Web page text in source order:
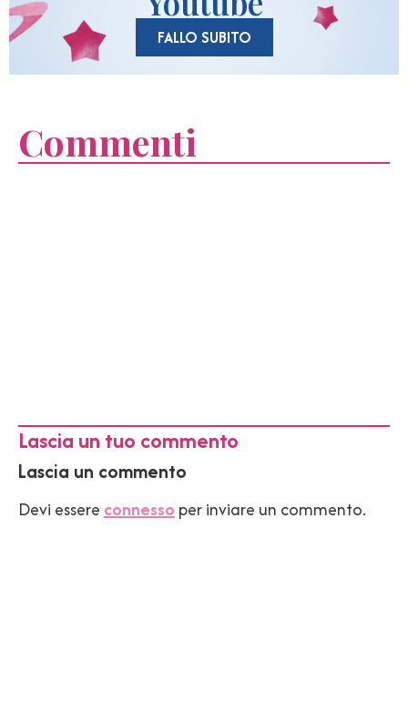
FALLO SUBITO
Commenti
Lascia un tuo commento
Lascia un commento
Devi essere connesso per inviare un commento.